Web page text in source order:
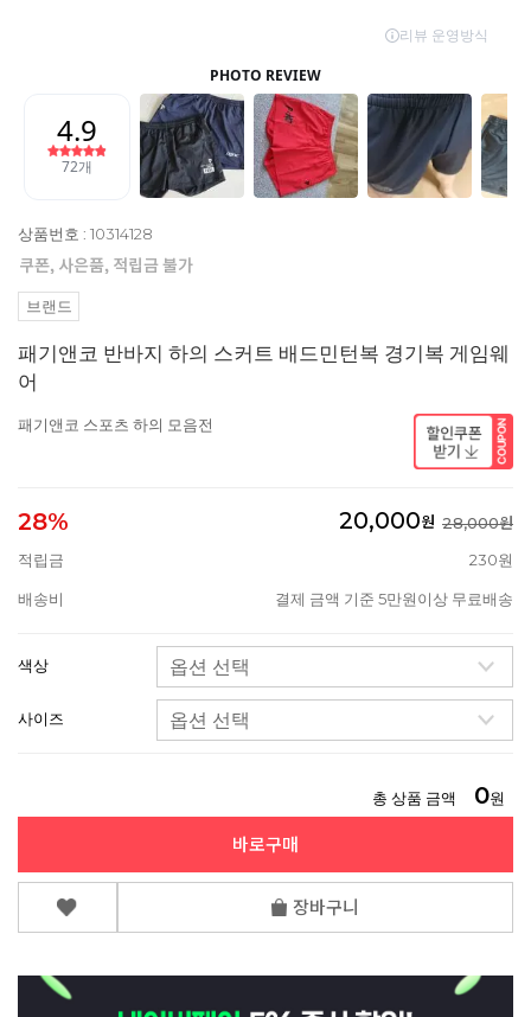
상품번호 : 10314128
브랜드
패기앤코 반바지 하의 스커트 배드민턴복 경기복 게임웨
어
패기앤코 스포츠 하의 모음전
28% 20,000원 28,000원
적립금
230원
배송비 결제 금액 기준 5만원이상 무료배송
색상
사이즈
총 상품 금액 0원
바로구매
장바구니